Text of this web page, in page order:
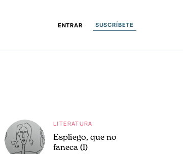
ENTRAR SUSCRÍBETE
LITERATURA
Espliego, que no
faneca (I)